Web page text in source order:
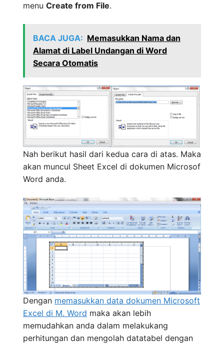
menu Create from File.
BACA JUGA: Memasukkan Nama dan
Alamat di Label Undangan di Word
Secara Otomatis
Nah berikut hasil dari kedua cara di atas. Maka
akan muncul Sheet Excel di dokumen Microsof
Word anda.
Dengan memasukkan data dokumen Microsoft
Excel di M. Word maka akan lebih
memudahkan anda dalam melakukang
perhitungan dan mengolah datatabel dengan